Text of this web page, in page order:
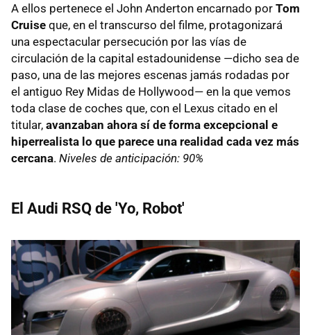
A ellos pertenece el John Anderton encarnado por Tom
Cruise que, en el transcurso del filme, protagonizará
una espectacular persecución por las vías de
circulación de la capital estadounidense —dicho sea de
paso, una de las mejores escenas jamás rodadas por
el antiguo Rey Midas de Hollywood— en la que vemos
toda clase de coches que, con el Lexus citado en el
titular, avanzaban ahora sí de forma excepcional e
hiperrealista lo que parece una realidad cada vez más
cercana. Niveles de anticipación: 90%
El Audi RSQ de 'Yo, Robot'